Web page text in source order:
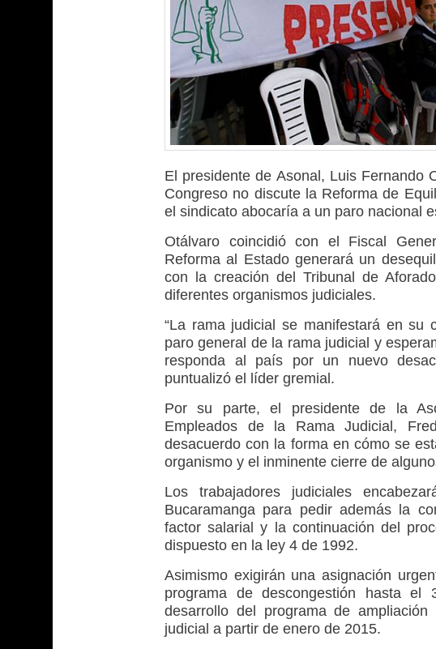
El presidente de Asonal, Luis Fernando
Congreso no discute la Reforma de
el sindicato abocaría a un paro nacional
Otálvaro coincidió con el Fiscal
Reforma al Estado generará un
con la creación del Tribunal de
diferentes organismos judiciales.
“La rama judicial se manifestará en
paro general de la rama judicial y
responda al país por un nuevo
puntualizó el líder gremial.
Por su parte, el presidente de la
Empleados de la Rama Judicial,
desacuerdo con la forma en cómo se
organismo y el inminente cierre de
Los trabajadores judiciales
Bucaramanga para pedir además la
factor salarial y la continuación del
dispuesto en la ley 4 de 1992.
Asimismo exigirán una asignación
programa de descongestión hasta
desarrollo del programa de
judicial a partir de enero de 2015.